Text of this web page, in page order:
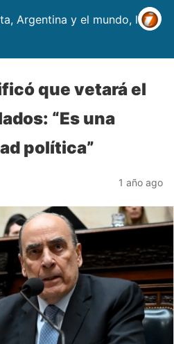
Argentina y el mundo, las
que vetará el
“Es una
política”
1 año ago